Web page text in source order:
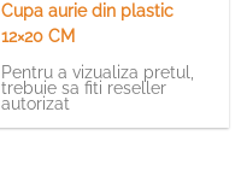
Cupa aurie din plastic
12×20 CM
Pentru a vizualiza pretul,
trebuie sa fiti reseller
autorizat